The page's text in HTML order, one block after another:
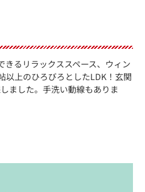
きるリラックススペース、ウィン
以上のひろびろとしたLDK！玄関
ました。手洗い動線もありま